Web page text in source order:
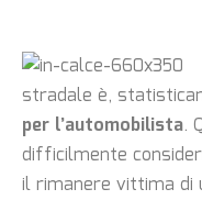
stradale è,
per l’automobilista.
difficilmente
il rimanere vittima di